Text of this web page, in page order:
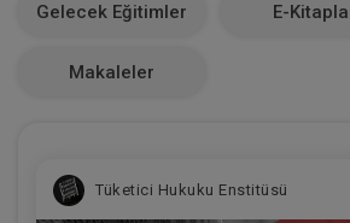
0
Gelecek Eğitimler E-
Makaleler
Tüketici Hukuku Enstitüsü